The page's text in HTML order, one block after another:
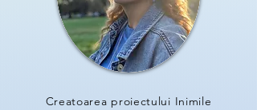
Creatoarea proiectului Inimile